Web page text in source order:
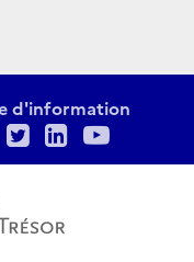
d'information
TwitterLinkedIn